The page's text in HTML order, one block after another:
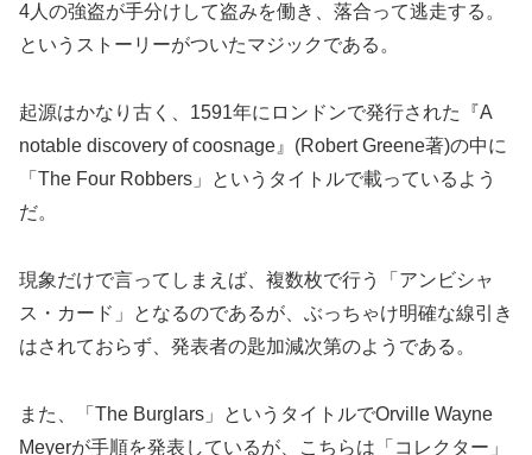
4人の強盗が手分けして盗みを働き、落合って逃走する。
というストーリーがついたマジックである。
起源はかなり古く、1591年にロンドンで発行された『A
notable discovery of coosnage』(Robert Greene著)の中に
「The Four Robbers」というタイトルで載っているよう
だ。
現象だけで言ってしまえば、複数枚で行う「アンビシャ
ス・カード」となるのであるが、ぶっちゃけ明確な線引き
はされておらず、発表者の匙加減次第のようである。
また、「The Burglars」というタイトルでOrville Wayne
Meyerが手順を発表しているが、こちらは「コレクター」